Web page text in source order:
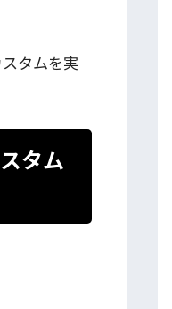
タムを実
タム